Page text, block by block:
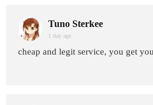
Tuno Sterkee
1 day age
cheap and legit service, you get